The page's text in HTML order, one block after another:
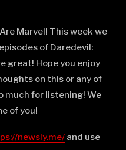
Marvel! This week we
of Daredevil:
great! Hope you enjoy
on this or any of
much for listening! We
of you!
newsly.me/⁠⁠⁠⁠⁠⁠⁠⁠⁠⁠⁠⁠⁠⁠⁠⁠⁠⁠⁠⁠⁠⁠⁠⁠⁠⁠⁠⁠⁠⁠⁠⁠⁠⁠⁠⁠⁠⁠⁠⁠⁠⁠⁠⁠⁠⁠⁠ and use